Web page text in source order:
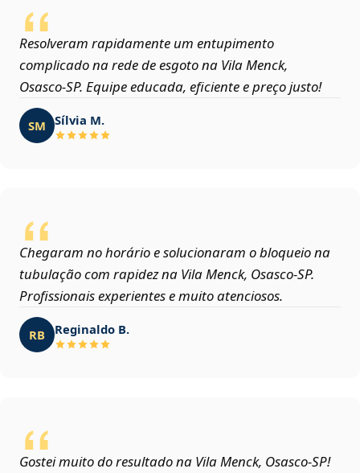
Resolveram rapidamente um entupimento
complicado na rede de esgoto na Vila Menck,
Osasco‑SP. Equipe educada, eficiente e preço justo!
SM Sílvia M.
Chegaram no horário e solucionaram o bloqueio na
tubulação com rapidez na Vila Menck, Osasco‑SP.
Profissionais experientes e muito atenciosos.
RB Reginaldo B.
Gostei muito do resultado na Vila Menck, Osasco‑SP!